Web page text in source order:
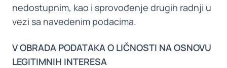
nedostupnim, kao i sprovođenje drugih radnji u
vezi sa navedenim podacima.
V OBRADA PODATAKA O LIČNOSTI NA OSNOVU
LEGITIMNIH INTERESA